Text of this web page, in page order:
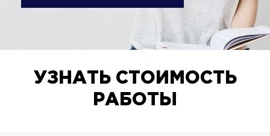
стеклотекстолит фольгированный медью
марки СФ-1-50-1, т.к. в ходе сравнения
стеклотекстолита фольгированного
температур, предел прочности и
наименьший тангенс угла
диэлектрических потерь.
УЗНАТЬ СТОИМОСТЬ
РАБОТЫ